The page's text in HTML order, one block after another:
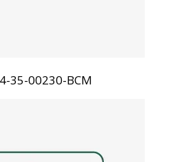
35-00230-BCM